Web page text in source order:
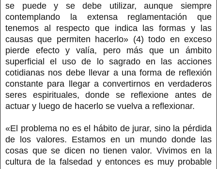
se puede y se debe utilizar, aunque siempre
contemplando la extensa reglamentación que
tenemos al respecto que indica las formas y las
causas que permiten hacerlo» (4) todo en exceso
pierde efecto y valía, pero más que un ámbito
superficial el uso de lo sagrado en las acciones
cotidianas nos debe llevar a una forma de reflexión
constante para llegar a convertirnos en verdaderos
seres espirituales, donde se reflexione antes de
actuar y luego de hacerlo se vuelva a reflexionar.
«El problema no es el hábito de jurar, sino la pérdida
de los valores. Estamos en un mundo donde las
cosas que se dicen no tienen valor. Vivimos en la
cultura de la falsedad y entonces es muy probable